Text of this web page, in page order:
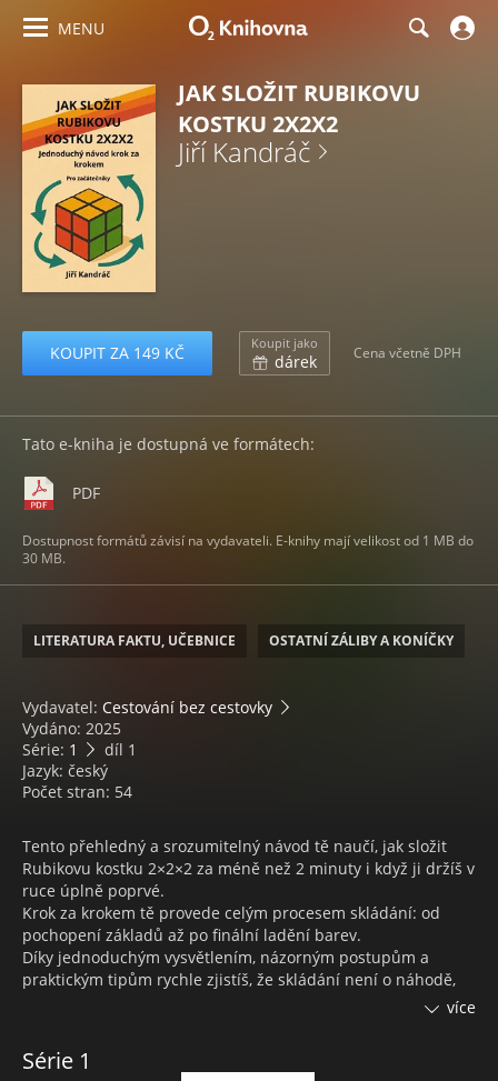
MENU
JAK SLOŽIT RUBIKOVU
KOSTKU 2X2X2
Jiří Kandráč
KOUPIT ZA 149 KČ Koupit jako
dárek Cena včetně DPH
Tato e-kniha je dostupná ve formátech:
PDF
Dostupnost formátů závisí na vydavateli. E-knihy mají velikost od 1 MB do
30 MB.
LITERATURA FAKTU, UČEBNICE OSTATNÍ ZÁLIBY A KONÍČKY
Vydavatel: Cestování bez cestovky
Vydáno: 2025
Série: 1
díl 1
Jazyk: český
Počet stran: 54
Tento přehledný a srozumitelný návod tě naučí, jak složit
Rubikovu kostku 2×2×2 za méně než 2 minuty i když ji držíš v
ruce úplně poprvé.
Krok za krokem tě provede celým procesem skládání: od
pochopení základů až po finální ladění barev.
Díky jednoduchým vysvětlením, názorným postupům a
praktickým tipům rychle zjistíš, že skládání není o náhodě,
děti i dospělé, kteří chtějí zapojit mozek, zlepšit soustředění
více
Série 1